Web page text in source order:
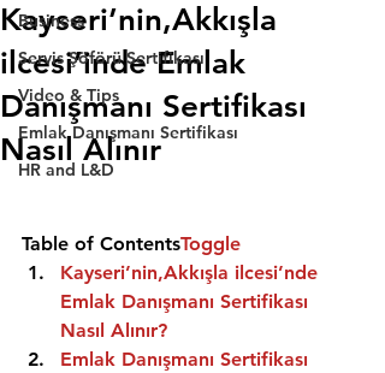
Business
Servis Şöförü Sertifikası
Video & Tips
Emlak Danışmanı Sertifikası
HR and L&D
Kayseri’nin,Akkışla
ilcesi’inde Emlak
Danışmanı Sertifikası
Nasıl Alınır
Table of ContentsToggle
Kayseri’nin,Akkışla ilcesi’nde
Emlak Danışmanı Sertifikası
Nasıl Alınır?
Emlak Danışmanı Sertifikası